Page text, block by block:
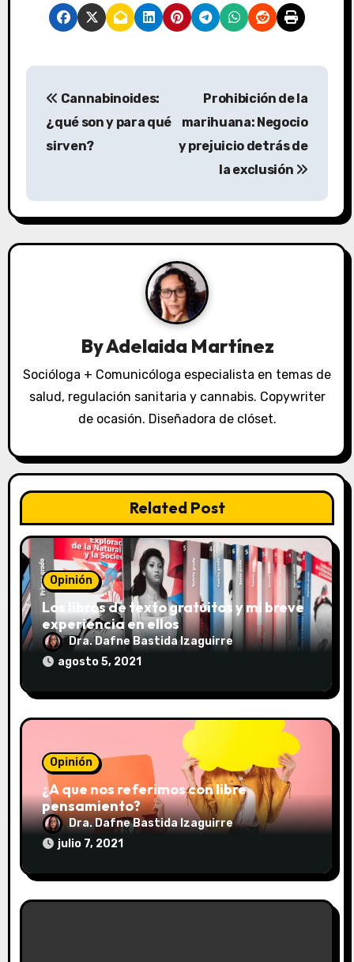
N
g
a
n
d
e
n
t
r
a
d
s
Cannabinoides:
¿qué son y para qué
sirven?
Prohibición de la
marihuana: Negocio
y prejuicio detrás de
la exclusión
ByAdelaida Martínez
Socióloga + Comunicóloga especialista en temas de
salud, regulación sanitaria y cannabis. Copywriter
de ocasión. Diseñadora de clóset.
Related Post
Opinión
Los libros de texto gratuitos y mi breve
experiencia en ellos
Dra. Dafne Bastida Izaguirre
agosto 5, 2021
Opinión
¿A que nos referimos con libre
pensamiento?
Dra. Dafne Bastida Izaguirre
julio 7, 2021